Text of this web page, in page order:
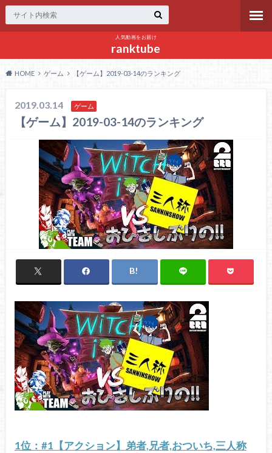
人気動画をお届け
ranktube
HOME ゲーム 【ゲーム】2019-03-14のランキング
2019.03.14 ゲーム
【ゲーム】2019-03-14のランキング
1位：#1【アクション】弟者,兄者,おついち,三人称